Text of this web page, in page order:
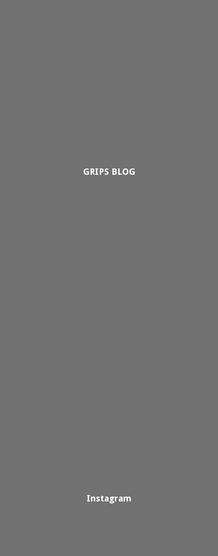
GRIPS BLOG
Instagram